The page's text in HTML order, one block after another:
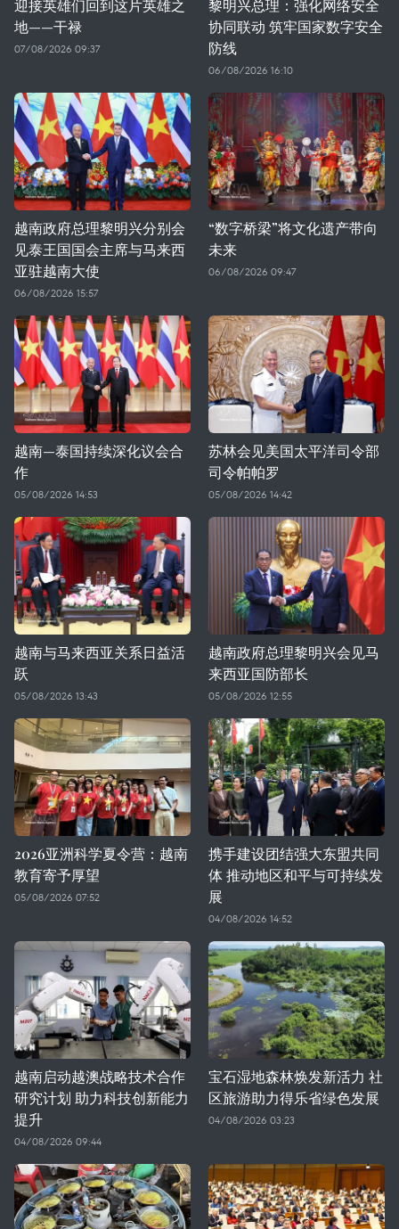
迎接英雄们回到这片英雄之
地——干禄
07/08/2026 09:37
黎明兴总理：强化网络安全
协同联动 筑牢国家数字安全
防线
06/08/2026 16:10
越南政府总理黎明兴分别会
见泰王国国会主席与马来西
亚驻越南大使
06/08/2026 15:57
“数字桥梁”将文化遗产带向
未来
06/08/2026 09:47
越南—泰国持续深化议会合
作
05/08/2026 14:53
苏林会见美国太平洋司令部
司令帕帕罗
05/08/2026 14:42
越南与马来西亚关系日益活
跃
05/08/2026 13:43
越南政府总理黎明兴会见马
来西亚国防部长
05/08/2026 12:55
2026亚洲科学夏令营：越南
教育寄予厚望
05/08/2026 07:52
携手建设团结强大东盟共同
体 推动地区和平与可持续发
展
04/08/2026 14:52
越南启动越澳战略技术合作
研究计划 助力科技创新能力
提升
04/08/2026 09:44
宝石湿地森林焕发新活力 社
区旅游助力得乐省绿色发展
04/08/2026 03:23